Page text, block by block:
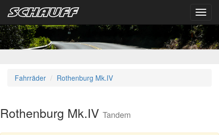
Fahrräder Rothenburg Mk.IV
Rothenburg Mk.IV Tandem